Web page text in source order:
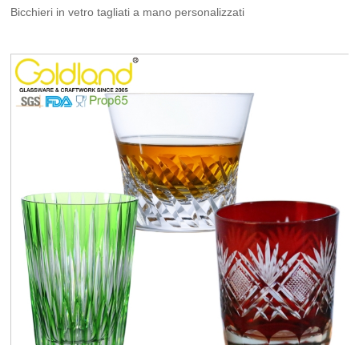
Bicchieri in vetro tagliati a mano personalizzati